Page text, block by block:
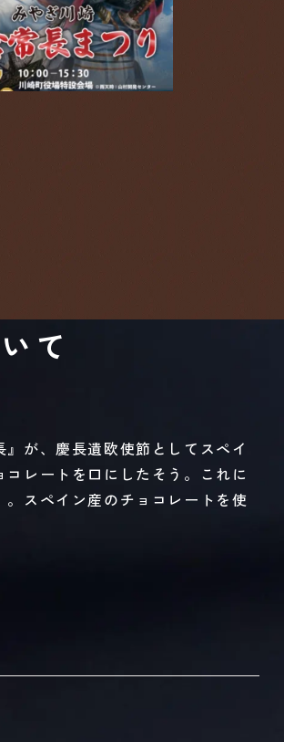
て
が、慶長遺欧使節としてスペイ
レートを口にしたそう。これに
スペイン産のチョコレートを使